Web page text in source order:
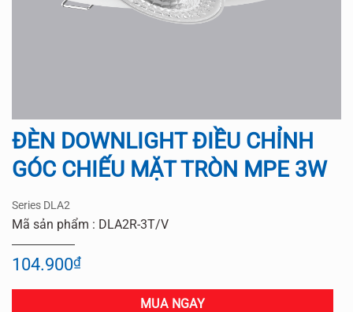
ĐÈN DOWNLIGHT ĐIỀU CHỈNH
GÓC CHIẾU MẶT TRÒN MPE 3W
Series DLA2
Mã sản phẩm : DLA2R-3T/V
104.900₫
MUA NGAY